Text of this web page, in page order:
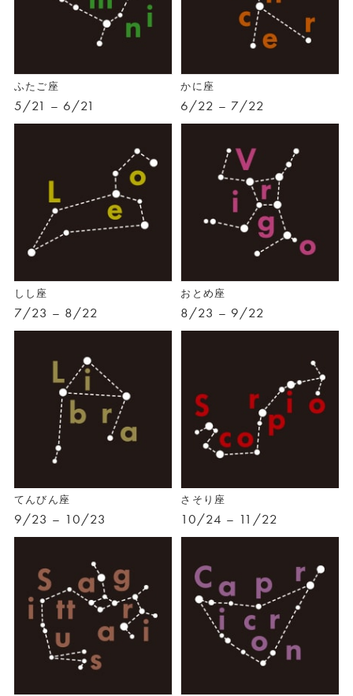
ふたご座
5/21 – 6/21
かに座
6/22 – 7/22
しし座
7/23 – 8/22
おとめ座
8/23 – 9/22
てんびん座
9/23 – 10/23
さそり座
10/24 – 11/22